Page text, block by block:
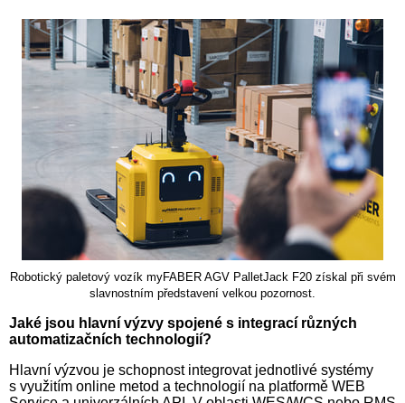
Robotický paletový vozík myFABER AGV PalletJack F20 získal při svém
slavnostním představení velkou pozornost.
Jaké jsou hlavní výzvy spojené s integrací různých
automatizačních technologií?
Hlavní výzvou je schopnost integrovat jednotlivé systémy
s využitím online metod a technologií na platformě WEB